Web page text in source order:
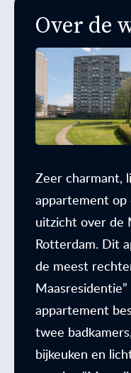
Over de
Zeer charmant,
appartement
uitzicht over de
Rotterdam. Dit
de meest
appartement
twee
bijkeuken en